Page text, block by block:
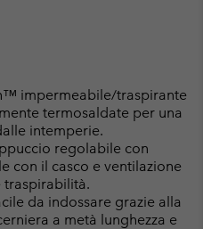
impermeabile/traspirante
termosaldate per una
intemperie.
regolabile con
con il casco e ventilazione
traspirabilità.
da indossare grazie alla
a metà lunghezza e